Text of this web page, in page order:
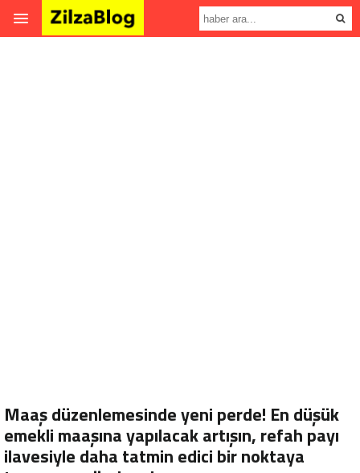
Maaş düzenlemesinde yeni perde! En düşük
emekli maaşına yapılacak artışın, refah payı
ilavesiyle daha tatmin edici bir noktaya